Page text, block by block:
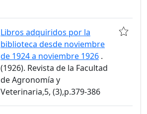
Libros adquiridos por la
biblioteca desde noviembre
de 1924 a noviembre 1926 .
(1926). Revista de la Facultad
de Agronomía y
Veterinaria,5, (3),p.379-386